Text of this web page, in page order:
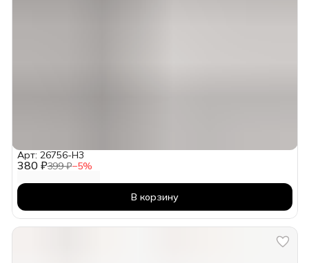
380 ₽399 ₽−5%
Арт: 26756-H3
В корзину